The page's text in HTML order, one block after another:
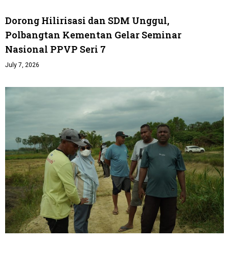
Dorong Hilirisasi dan SDM Unggul,
Polbangtan Kementan Gelar Seminar
Nasional PPVP Seri 7
July 7, 2026